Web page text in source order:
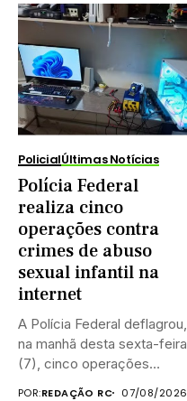
PolicialÚltimas Notícias
Polícia Federal
realiza cinco
operações contra
crimes de abuso
sexual infantil na
internet
A Polícia Federal deflagrou,
na manhã desta sexta-feira
(7), cinco operações
POR:REDAÇÃO RC 07/08/2026